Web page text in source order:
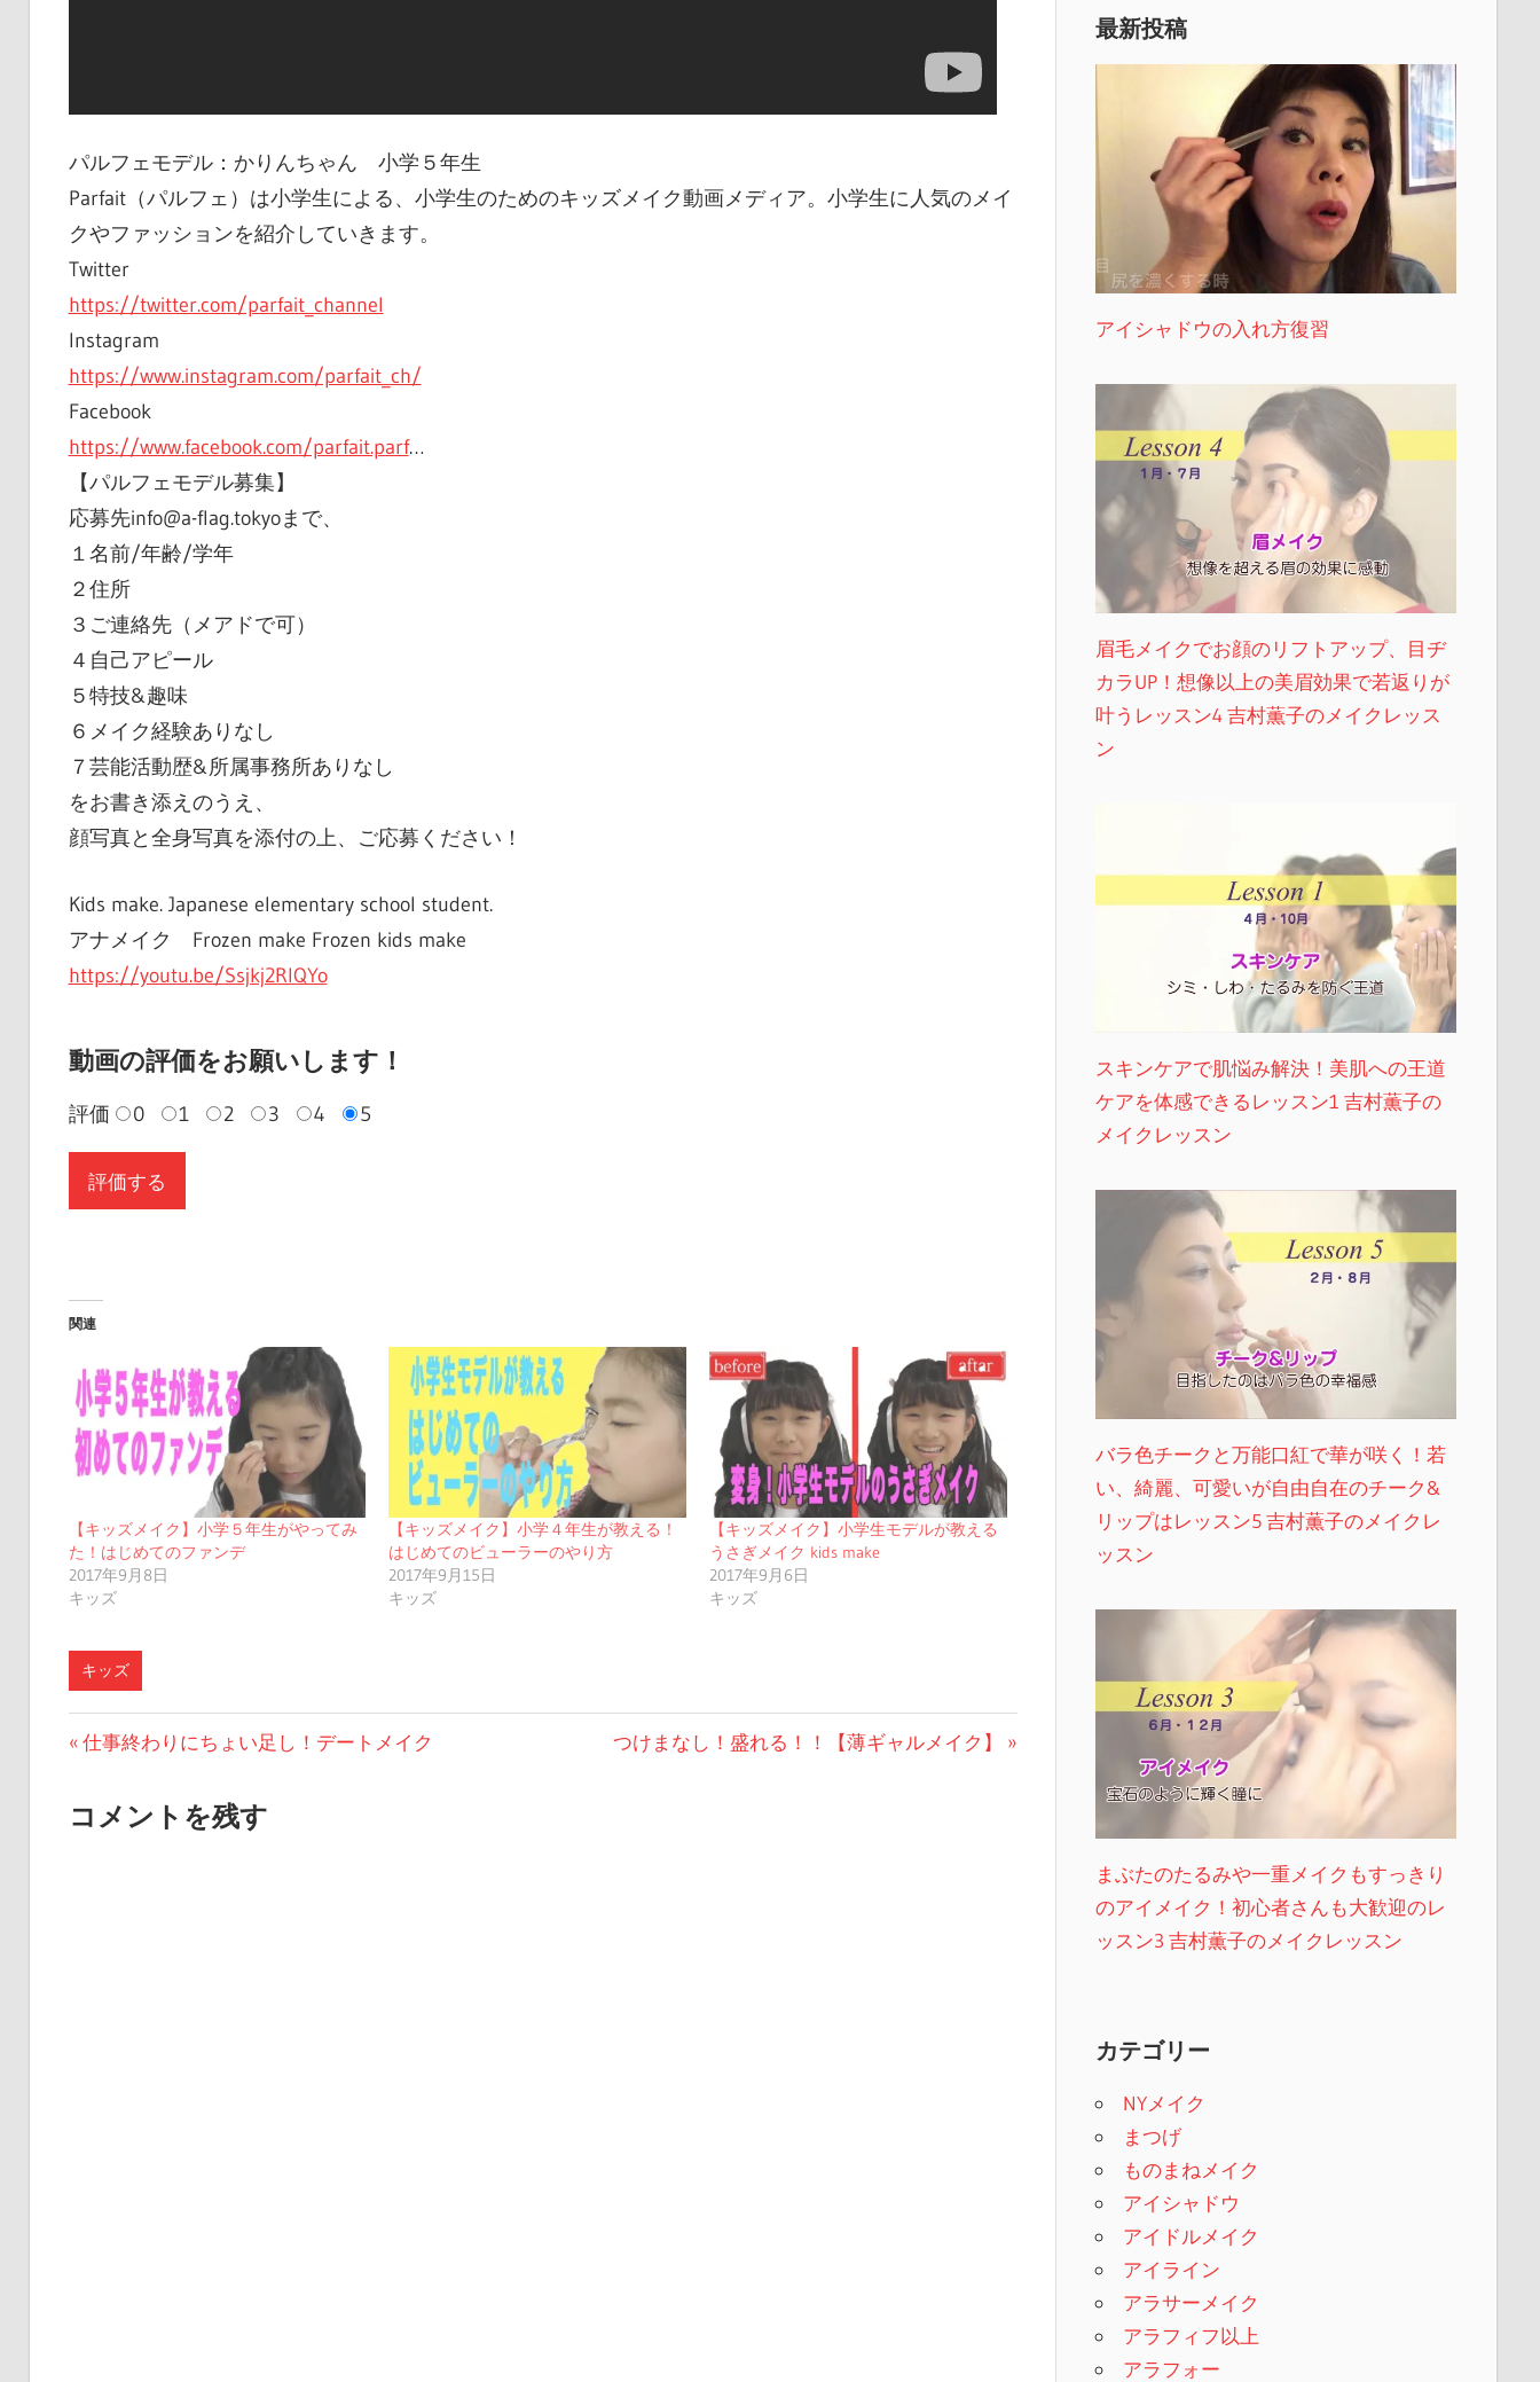
パルフェモデル：かりんちゃん 小学５年生
Parfait（パルフェ）は小学生による、小学生のためのキッズメイク動画メディア。小学生に人気のメイ
クやファッションを紹介していきます。
Twitter
https://twitter.com/parfait_channel
Instagram
https://www.instagram.com/parfait_ch/
Facebook
https://www.facebook.com/parfait.parf…
【パルフェモデル募集】
応募先info@a-flag.tokyoまで、
１名前/年齢/学年
２住所
３ご連絡先（メアドで可）
４自己アピール
５特技&趣味
６メイク経験ありなし
７芸能活動歴&所属事務所ありなし
をお書き添えのうえ、
顔写真と全身写真を添付の上、ご応募ください！
Kids make. Japanese elementary school student.
アナメイク Frozen make Frozen kids make
https://youtu.be/Ssjkj2RlQYo
動画の評価をお願いします！
評価 0 1 2 3 4 5
関連
【キッズメイク】小学５年生がやってみ
た！はじめてのファンデ
2017年9月8日
キッズ
【キッズメイク】小学４年生が教える！
はじめてのビューラーのやり方
2017年9月15日
キッズ
【キッズメイク】小学生モデルが教える
うさぎメイク kids make
2017年9月6日
キッズ
キッズ
投
ナ
前
投
仕事終わりにちょい足し！デートメイク
次
つけまなし！盛れる！！【薄ギャルメイク】
コメントを残す
最新投稿
アイシャドウの入れ方復習
眉毛メイクでお顔のリフトアップ、目ヂ
カラUP！想像以上の美眉効果で若返りが
叶うレッスン4 吉村薫子のメイクレッス
ン
スキンケアで肌悩み解決！美肌への王道
ケアを体感できるレッスン1 吉村薫子の
メイクレッスン
バラ色チークと万能口紅で華が咲く！若
い、綺麗、可愛いが自由自在のチーク&
リップはレッスン5 吉村薫子のメイクレ
ッスン
まぶたのたるみや一重メイクもすっきり
のアイメイク！初心者さんも大歓迎のレ
ッスン3 吉村薫子のメイクレッスン
カテゴリー
NYメイク
まつげ
ものまねメイク
アイシャドウ
アイドルメイク
アイライン
アラサーメイク
アラフィフ以上
アラフォー